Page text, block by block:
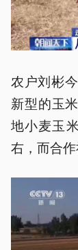
农户刘彬
新型的玉
地小麦玉
右，而合